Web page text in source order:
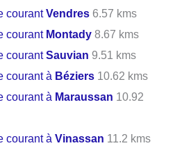
courantVendres 6.57 kms
courant Montady 8.67 kms
courantSauvian 9.51 kms
courant à Béziers 10.62 kms
courant à Maraussan 10.92
courant àVinassan 11.2 kms